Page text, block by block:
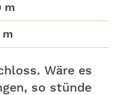
m
m
Wäre es
so stünde